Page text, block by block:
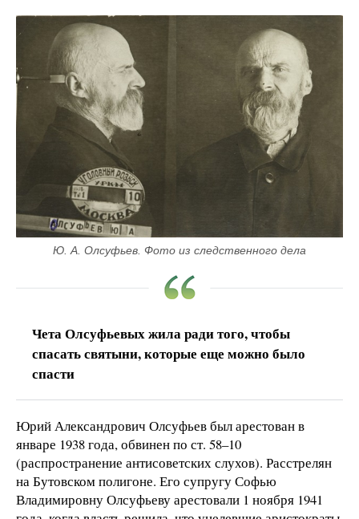
Ю. А. Олсуфьев. Фото из следственного дела
Чета Олсуфьевых жила ради того, чтобы
спасать святыни, которые еще можно было
спасти
Юрий Александрович Олсуфьев был арестован в
январе 1938 года, обвинен по ст. 58–10
(распространение антисоветских слухов). Расстрелян
на Бутовском полигоне. Его супругу Софью
Владимировну Олсуфьеву арестовали 1 ноября 1941